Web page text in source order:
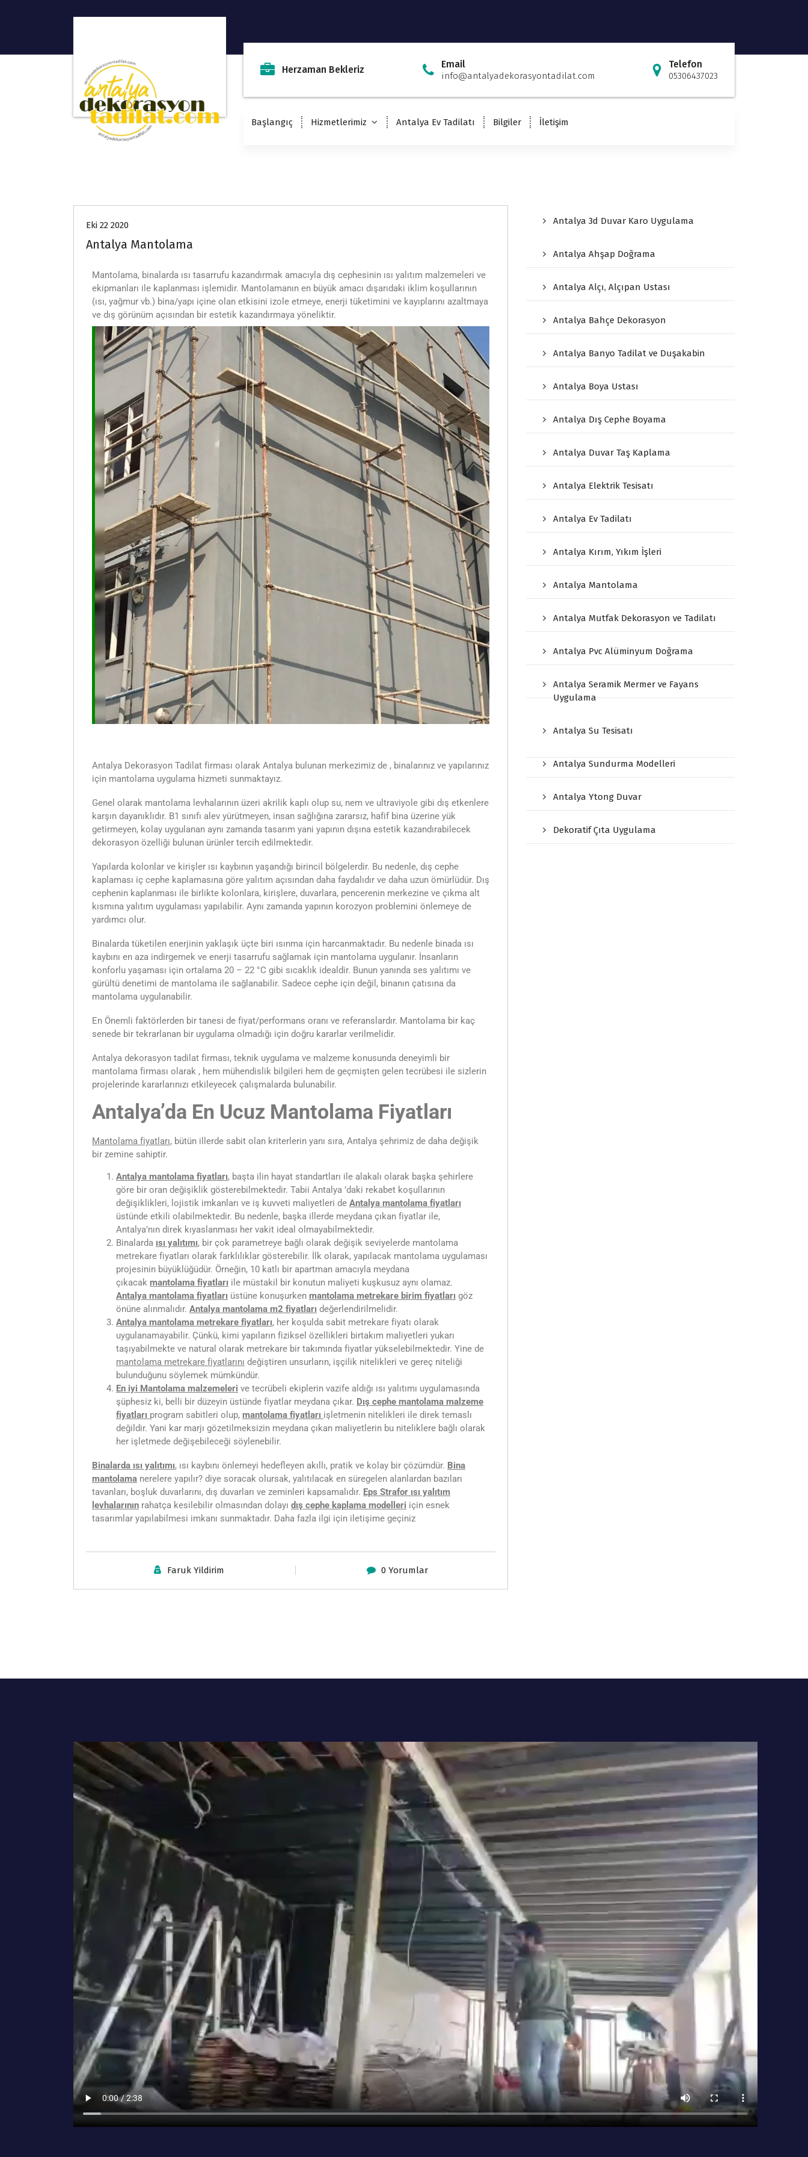
Herzaman Bekleriz Email
info@antalyadekorasyontadilat.com
Telefon
05306437023
Başlangıç Hizmetlerimiz Antalya Ev Tadilatı Bilgiler İletişim
Eki 22 2020
Antalya Mantolama
Mantolama, binalarda ısı tasarrufu kazandırmak amacıyla dış cephesinin ısı yalıtım malzemeleri ve
ekipmanları ile kaplanması işlemidir. Mantolamanın en büyük amacı dışarıdaki iklim koşullarının
(ısı, yağmur vb.) bina/yapı içine olan etkisini izole etmeye, enerji tüketimini ve kayıplarını azaltmaya
ve dış görünüm açısından bir estetik kazandırmaya yöneliktir.
Antalya Dekorasyon Tadilat firması olarak Antalya bulunan merkezimiz de , binalarınız ve yapılarınız
için mantolama uygulama hizmeti sunmaktayız.
Genel olarak mantolama levhalarının üzeri akrilik kaplı olup su, nem ve ultraviyole gibi dış etkenlere
karşın dayanıklıdır. B1 sınıfı alev yürütmeyen, insan sağlığına zararsız, hafif bina üzerine yük
getirmeyen, kolay uygulanan aynı zamanda tasarım yani yapının dışına estetik kazandırabilecek
dekorasyon özelliği bulunan ürünler tercih edilmektedir.
Yapılarda kolonlar ve kirişler ısı kaybının yaşandığı birincil bölgelerdir. Bu nedenle, dış cephe
kaplaması iç cephe kaplamasına göre yalıtım açısından daha faydalıdır ve daha uzun ömürlüdür. Dış
cephenin kaplanması ile birlikte kolonlara, kirişlere, duvarlara, pencerenin merkezine ve çıkma alt
kısmına yalıtım uygulaması yapılabilir. Aynı zamanda yapının korozyon problemini önlemeye de
yardımcı olur.
Binalarda tüketilen enerjinin yaklaşık üçte biri ısınma için harcanmaktadır. Bu nedenle binada ısı
kaybını en aza indirgemek ve enerji tasarrufu sağlamak için mantolama uygulanır. İnsanların
konforlu yaşaması için ortalama 20 – 22 °C gibi sıcaklık idealdir. Bunun yanında ses yalıtımı ve
gürültü denetimi de mantolama ile sağlanabilir. Sadece cephe için değil, binanın çatısına da
mantolama uygulanabilir.
En Önemli faktörlerden bir tanesi de fiyat/performans oranı ve referanslardır. Mantolama bir kaç
senede bir tekrarlanan bir uygulama olmadığı için doğru kararlar verilmelidir.
Antalya dekorasyon tadilat firması, teknik uygulama ve malzeme konusunda deneyimli bir
mantolama firması olarak , hem mühendislik bilgileri hem de geçmişten gelen tecrübesi ile sizlerin
projelerinde kararlarınızı etkileyecek çalışmalarda bulunabilir.
Antalya’da En Ucuz Mantolama Fiyatları
Mantolama fiyatları, bütün illerde sabit olan kriterlerin yanı sıra, Antalya şehrimiz de daha değişik
bir zemine sahiptir.
Antalya mantolama fiyatları, başta ilin hayat standartları ile alakalı olarak başka şehirlere
göre bir oran değişiklik gösterebilmektedir. Tabii Antalya ’daki rekabet koşullarının
değişiklikleri, lojistik imkanları ve iş kuvveti maliyetleri de Antalya mantolama fiyatları
üstünde etkili olabilmektedir. Bu nedenle, başka illerde meydana çıkan fiyatlar ile,
Antalya’nın direk kıyaslanması her vakit ideal olmayabilmektedir.
Binalarda ısı yalıtımı, bir çok parametreye bağlı olarak değişik seviyelerde mantolama
metrekare fiyatları olarak farklılıklar gösterebilir. İlk olarak, yapılacak mantolama uygulaması
projesinin büyüklüğüdür. Örneğin, 10 katlı bir apartman amacıyla meydana
çıkacak mantolama fiyatları ile müstakil bir konutun maliyeti kuşkusuz aynı olamaz.
Antalya mantolama fiyatları üstüne konuşurken mantolama metrekare birim fiyatları göz
önüne alınmalıdır. Antalya mantolama m2 fiyatları değerlendirilmelidir.
Antalya mantolama metrekare fiyatları, her koşulda sabit metrekare fiyatı olarak
uygulanamayabilir. Çünkü, kimi yapıların fiziksel özellikleri birtakım maliyetleri yukarı
taşıyabilmekte ve natural olarak metrekare bir takımında fiyatlar yükselebilmektedir. Yine de
mantolama metrekare fiyatlarını değiştiren unsurların, işçilik nitelikleri ve gereç niteliği
bulunduğunu söylemek mümkündür.
En iyi Mantolama malzemeleri ve tecrübeli ekiplerin vazife aldığı ısı yalıtımı uygulamasında
şüphesiz ki, belli bir düzeyin üstünde fiyatlar meydana çıkar. Dış cephe mantolama malzeme
fiyatları program sabitleri olup, mantolama fiyatları işletmenin nitelikleri ile direk temaslı
değildir. Yani kar marjı gözetilmeksizin meydana çıkan maliyetlerin bu niteliklere bağlı olarak
her işletmede değişebileceği söylenebilir.
Binalarda ısı yalıtımı, ısı kaybını önlemeyi hedefleyen akıllı, pratik ve kolay bir çözümdür. Bina
mantolama nerelere yapılır? diye soracak olursak, yalıtılacak en süregelen alanlardan bazıları
tavanları, boşluk duvarlarını, dış duvarları ve zeminleri kapsamalıdır. Eps Strafor ısı yalıtım
levhalarının rahatça kesilebilir olmasından dolayı dış cephe kaplama modelleri için esnek
tasarımlar yapılabilmesi imkanı sunmaktadır. Daha fazla ilgi için iletişime geçiniz
Faruk Yildirim 0 Yorumlar
Antalya 3d Duvar Karo Uygulama
Antalya Ahşap Doğrama
Antalya Alçı, Alçıpan Ustası
Antalya Bahçe Dekorasyon
Antalya Banyo Tadilat ve Duşakabin
Antalya Boya Ustası
Antalya Dış Cephe Boyama
Antalya Duvar Taş Kaplama
Antalya Elektrik Tesisatı
Antalya Ev Tadilatı
Antalya Kırım, Yıkım İşleri
Antalya Mantolama
Antalya Mutfak Dekorasyon ve Tadilatı
Antalya Pvc Alüminyum Doğrama
Antalya Seramik Mermer ve Fayans
Uygulama
Antalya Su Tesisatı
Antalya Sundurma Modelleri
Antalya Ytong Duvar
Dekoratif Çıta Uygulama